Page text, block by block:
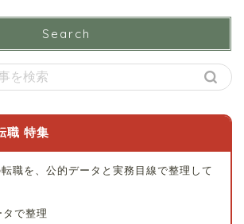
Search
職 特集
職を、公的データと実務目線で整理して
で整理